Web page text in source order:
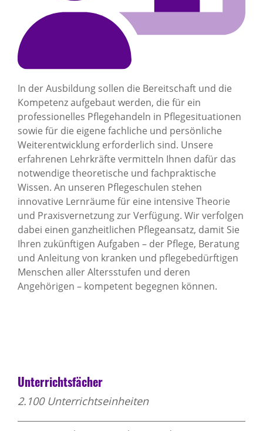
In der Ausbildung sollen die Bereitschaft und die
Kompetenz aufgebaut werden, die für ein
professionelles Pflegehandeln in Pflegesituationen
sowie für die eigene fachliche und persönliche
Weiterentwicklung erforderlich sind. Unsere
erfahrenen Lehrkräfte vermitteln Ihnen dafür das
notwendige theoretische und fachpraktische
Wissen. An unseren Pflegeschulen stehen
innovative Lernräume für eine intensive Theorie
und Praxisvernetzung zur Verfügung. Wir verfolgen
dabei einen ganzheitlichen Pflegeansatz, damit Sie
Ihren zukünftigen Aufgaben – der Pflege, Beratung
und Anleitung von kranken und pflegebedürftigen
Menschen aller Altersstufen und deren
Angehörigen – kompetent begegnen können.
Unterrichtsfächer
2.100 Unterrichtseinheiten